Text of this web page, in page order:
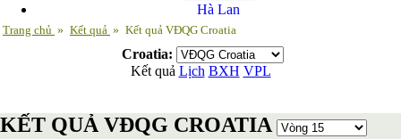
Hà Lan
Nga
Andorra
Armenia
Belarus
Trang chủ » Kết quả » Kết quả VĐQG Croatia
Croatia:
Kết quả Lịch BXH VPL
KẾT QUẢ VĐQG CROATIA